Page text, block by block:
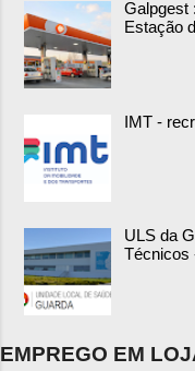
Galpgest
Estação
IMT -
ULS da
Técnicos
EMPREGO EM